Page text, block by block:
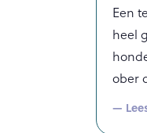
Een
heel
ober
—